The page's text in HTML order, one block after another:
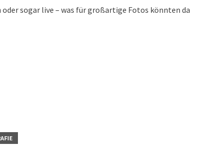
sogar live – was für großartige Fotos könnten da